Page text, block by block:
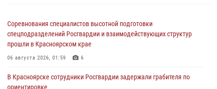
Соревнования специалистов высотной подготовки
спецподразделений Росгвардии и взаимодействующих структур
прошли в Красноярском крае
06 августа 2026, 01:59 6
В Красноярске сотрудники Росгвардии задержали грабителя по
ориентировке